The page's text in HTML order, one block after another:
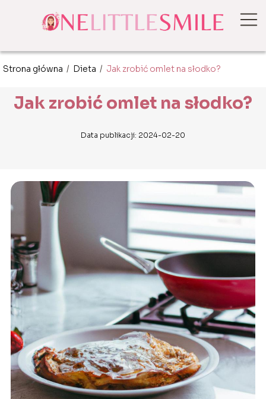
Strona główna / Dieta / Jak zrobić omlet na słodko?
Jak zrobić omlet na słodko?
Data publikacji: 2024-02-20